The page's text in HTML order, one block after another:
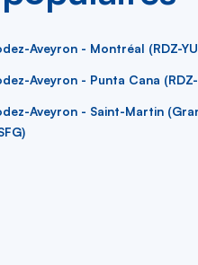
Aveyron - Montréal (RDZ-
Aveyron - Punta Cana
Aveyron - Saint-Martin